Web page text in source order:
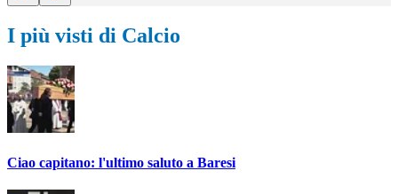
I più visti di Calcio
Ciao capitano: l'ultimo saluto a Baresi